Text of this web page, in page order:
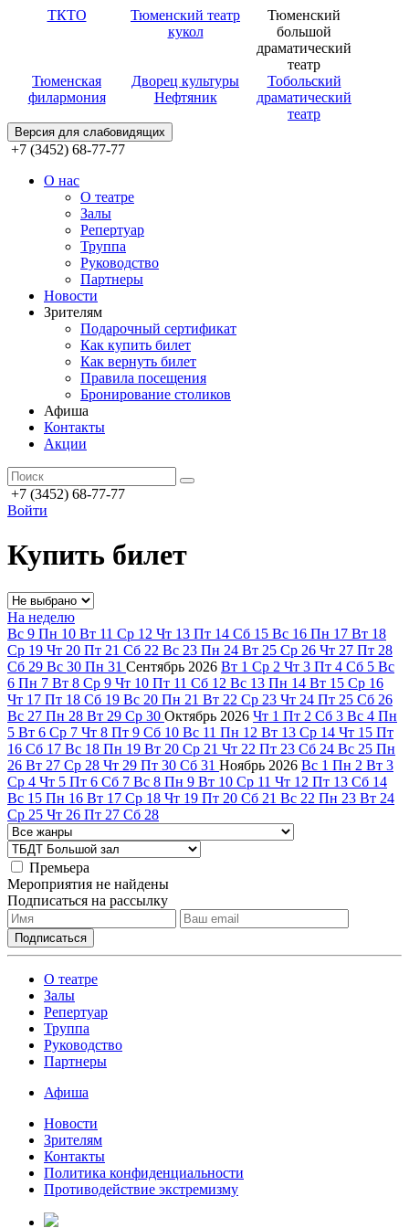
ТКТО
Тюменский театр
кукол
Тюменский
большой
драматический
театр
Тюменская
филармония
Дворец культуры
Нефтяник
Тобольский
драматический
театр
Версия для слабовидящих
+7 (3452) 68-77-77
О нас
О театре
Залы
Репертуар
Труппа
Руководство
Партнеры
Новости
Зрителям
Подарочный сертификат
Как купить билет
Как вернуть билет
Правила посещения
Бронирование столиков
Афиша
Контакты
Акции
+7 (3452) 68-77-77
Войти
Купить билет
На неделю
Вс 9 Пн 10 Вт 11 Ср 12 Чт 13 Пт 14 Сб 15 Вс 16 Пн 17 Вт 18
Ср 19 Чт 20 Пт 21 Сб 22 Вс 23 Пн 24 Вт 25 Ср 26 Чт 27 Пт 28
Сб 29 Вс 30 Пн 31 Сентябрь 2026 Вт 1 Ср 2 Чт 3 Пт 4 Сб 5 Вс
6 Пн 7 Вт 8 Ср 9 Чт 10 Пт 11 Сб 12 Вс 13 Пн 14 Вт 15 Ср 16
Чт 17 Пт 18 Сб 19 Вс 20 Пн 21 Вт 22 Ср 23 Чт 24 Пт 25 Сб 26
Вс 27 Пн 28 Вт 29 Ср 30 Октябрь 2026 Чт 1 Пт 2 Сб 3 Вс 4 Пн
5 Вт 6 Ср 7 Чт 8 Пт 9 Сб 10 Вс 11 Пн 12 Вт 13 Ср 14 Чт 15 Пт
16 Сб 17 Вс 18 Пн 19 Вт 20 Ср 21 Чт 22 Пт 23 Сб 24 Вс 25 Пн
26 Вт 27 Ср 28 Чт 29 Пт 30 Сб 31 Ноябрь 2026 Вс 1 Пн 2 Вт 3
Ср 4 Чт 5 Пт 6 Сб 7 Вс 8 Пн 9 Вт 10 Ср 11 Чт 12 Пт 13 Сб 14
Вс 15 Пн 16 Вт 17 Ср 18 Чт 19 Пт 20 Сб 21 Вс 22 Пн 23 Вт 24
Ср 25 Чт 26 Пт 27 Сб 28
Премьера
Мероприятия не найдены
Подписаться на рассылку
О театре
Залы
Репертуар
Труппа
Руководство
Партнеры
Афиша
Новости
Зрителям
Контакты
Политика конфиденциальности
Противодействие экстремизму